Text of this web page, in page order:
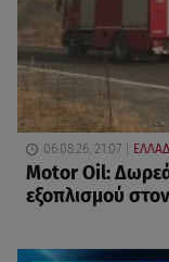
06.08.26, 21:07
Motor Oil:
εξοπλισμού